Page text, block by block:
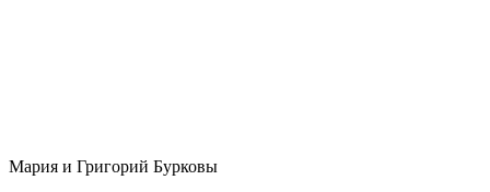
Мария и Григорий Бурковы